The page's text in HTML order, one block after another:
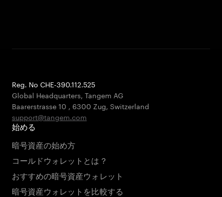
Reg. No CHE-390.112.525
Global Headquarters, Tangem AG
Baarerstrasse 10 , 6300 Zug, Switzerland
support@tangem.com
始める
暗号資産の始め方
コールドウォレットとは？
おすすめの暗号資産ウォレット
暗号資産ウォレットを比較する